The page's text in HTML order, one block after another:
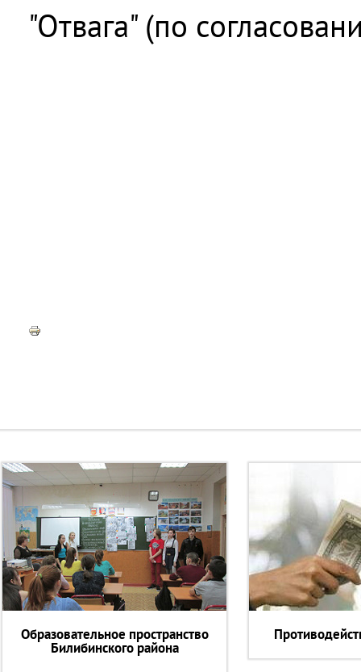
"Отвага" (по
Образовательное пространство
Билибинского района